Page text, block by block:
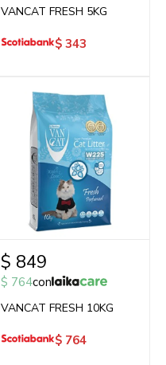
VANCAT FRESH 5KG
$ 343
$ 849
$ 764con
VANCAT FRESH 10KG
$ 764